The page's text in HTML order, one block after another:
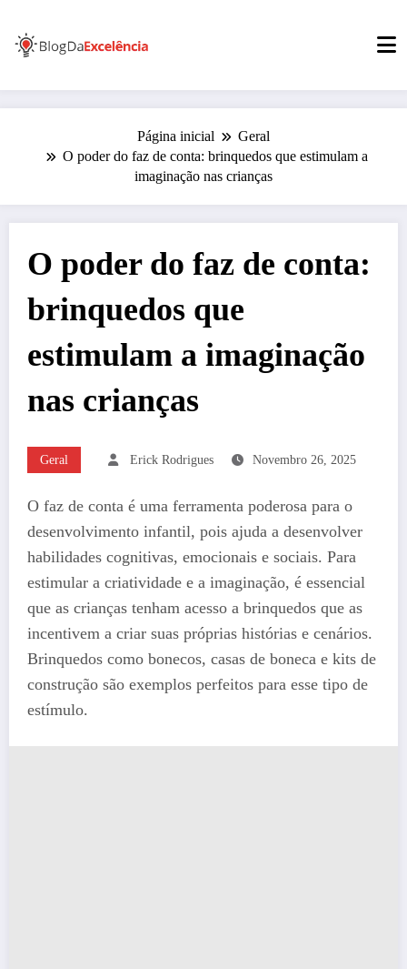
para
conteúdo
Página inicial
Geral
O poder do faz de conta: brinquedos que estimulam a
imaginação nas crianças
O poder do faz de conta:
brinquedos que
estimulam a imaginação
nas crianças
Geral Erick Rodrigues Novembro 26, 2025
O faz de conta é uma ferramenta poderosa para o
desenvolvimento infantil, pois ajuda a desenvolver
habilidades cognitivas, emocionais e sociais. Para
estimular a criatividade e a imaginação, é essencial
que as crianças tenham acesso a brinquedos que as
incentivem a criar suas próprias histórias e cenários.
Brinquedos como bonecos, casas de boneca e kits de
construção são exemplos perfeitos para esse tipo de
estímulo.